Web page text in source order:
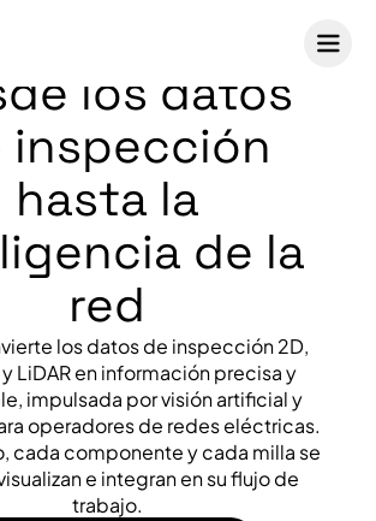
los datos
inspección
hasta la
de la
red
los datos de inspección 2D,
LiDAR en información precisa y
impulsada por visión artificial y
operadores de redes eléctricas.
cada componente y cada milla se
e integran en su flujo de
trabajo.